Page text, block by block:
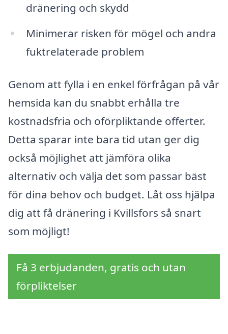
dränering och skydd
Minimerar risken för mögel och andra
fuktrelaterade problem
Genom att fylla i en enkel förfrågan på vår
hemsida kan du snabbt erhålla tre
kostnadsfria och oförpliktande offerter.
Detta sparar inte bara tid utan ger dig
också möjlighet att jämföra olika
alternativ och välja det som passar bäst
för dina behov och budget. Låt oss hjälpa
dig att få dränering i Kvillsfors så snart
som möjligt!
Få 3 erbjudanden, gratis och utan
förpliktelser